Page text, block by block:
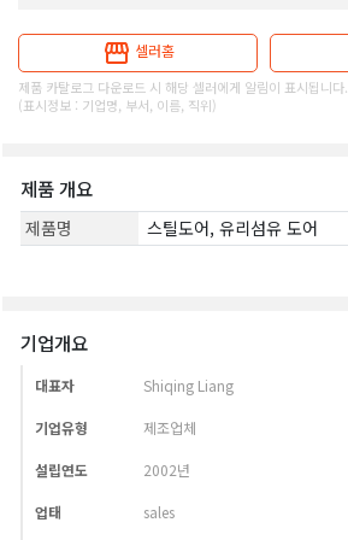
셀러홈
제품 카탈로그 다운로드 시 해당 셀러에게 알림이 표시됩니다.
(표시정보 : 기업명, 부서, 이름, 직위)
제품 개요
제품명 스틸도어, 유리섬유 도어
기업개요
대표자 Shiqing Liang
기업유형 제조업체
설립연도 2002년
업태 sales